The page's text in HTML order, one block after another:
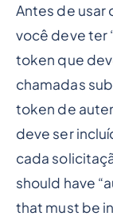
Antes de usar
você deve ter
token que
chamadas
token de
deve ser
cada
should have
that must be